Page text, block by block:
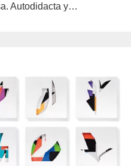
Autodidacta y…